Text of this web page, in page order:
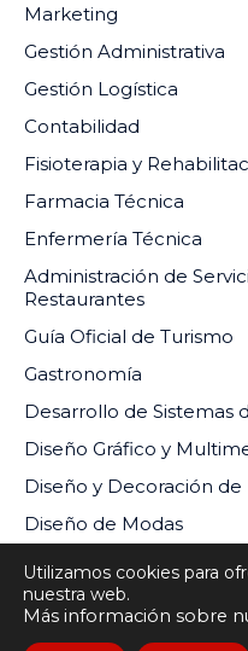
Marketing
Gestión Administrativa
Gestión Logística
Contabilidad
Fisioterapia y
Farmacia Técnica
Enfermería Técnica
Administración de
Restaurantes
Guía Oficial de Turismo
Gastronomía
Desarrollo de Sistemas
Diseño Gráfico y
Diseño y Decoración
Diseño de Modas
Utilizamos cookies para
nuestra web.
Más información sobre